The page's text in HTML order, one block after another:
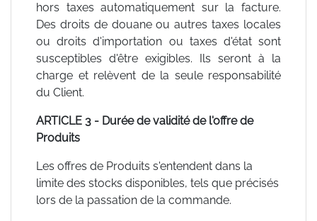
hors taxes automatiquement sur la facture.
Des droits de douane ou autres taxes locales
ou droits d'importation ou taxes d'état sont
susceptibles d'être exigibles. Ils seront à la
charge et relèvent de la seule responsabilité
du Client.
ARTICLE 3 - Durée de validité de l'offre de
Produits
Les offres de Produits s'entendent dans la
limite des stocks disponibles, tels que précisés
lors de la passation de la commande.